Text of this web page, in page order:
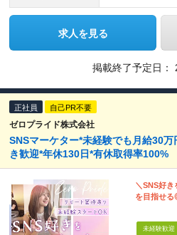
求人を見る
掲載終了予定日：
正社員 自己PR不要
ゼロプライド株式会社
SNSマーケター*未経験でも月給30
き歓迎*年休130日*有休取得率100%
＼SNS好き
を目指せ
未経験歓迎